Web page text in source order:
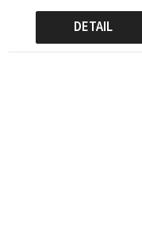
DETAIL